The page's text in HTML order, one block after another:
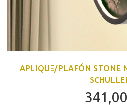
APLIQUE/PLAFÓN STONE
341,00